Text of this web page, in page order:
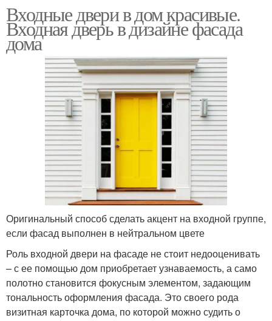
Входные двери в дом красивые.
Входная дверь в дизайне фасада
дома
Оригинальный способ сделать акцент на входной группе,
если фасад выполнен в нейтральном цвете
Роль входной двери на фасаде не стоит недооценивать
– с ее помощью дом приобретает узнаваемость, а само
полотно становится фокусным элементом, задающим
тональность оформления фасада. Это своего рода
визитная карточка дома, по которой можно судить о